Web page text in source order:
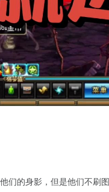
们的身影，但是他们不刷